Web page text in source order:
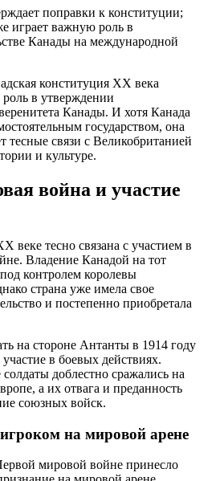
поправки к конституции;
играет важную роль в
Канады на международной
конституция ХХ века
в утверждении
Канады. И хотя Канада
государством, она
тесные связи с Великобританией
и культуре.
война и участие
веке тесно связана с участием в
Владение Канадой на тот
контролем королевы
страна уже имела свое
и постепенно приобретала
на стороне Антанты в 1914 году
в боевых действиях.
доблестно сражались на
а их отвага и преданность
союзных войск.
на мировой арене
мировой войне принесло